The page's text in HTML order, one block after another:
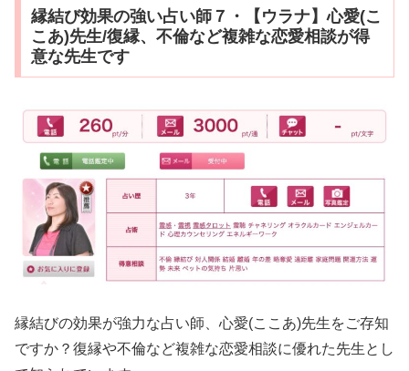
縁結び効果の強い占い師７・【ウラナ】心愛(こ
こあ)先生/復縁、不倫など複雑な恋愛相談が得
意な先生です
縁結びの効果が強力な占い師、心愛(ここあ)先生をご存知
ですか？復縁や不倫など複雑な恋愛相談に優れた先生とし